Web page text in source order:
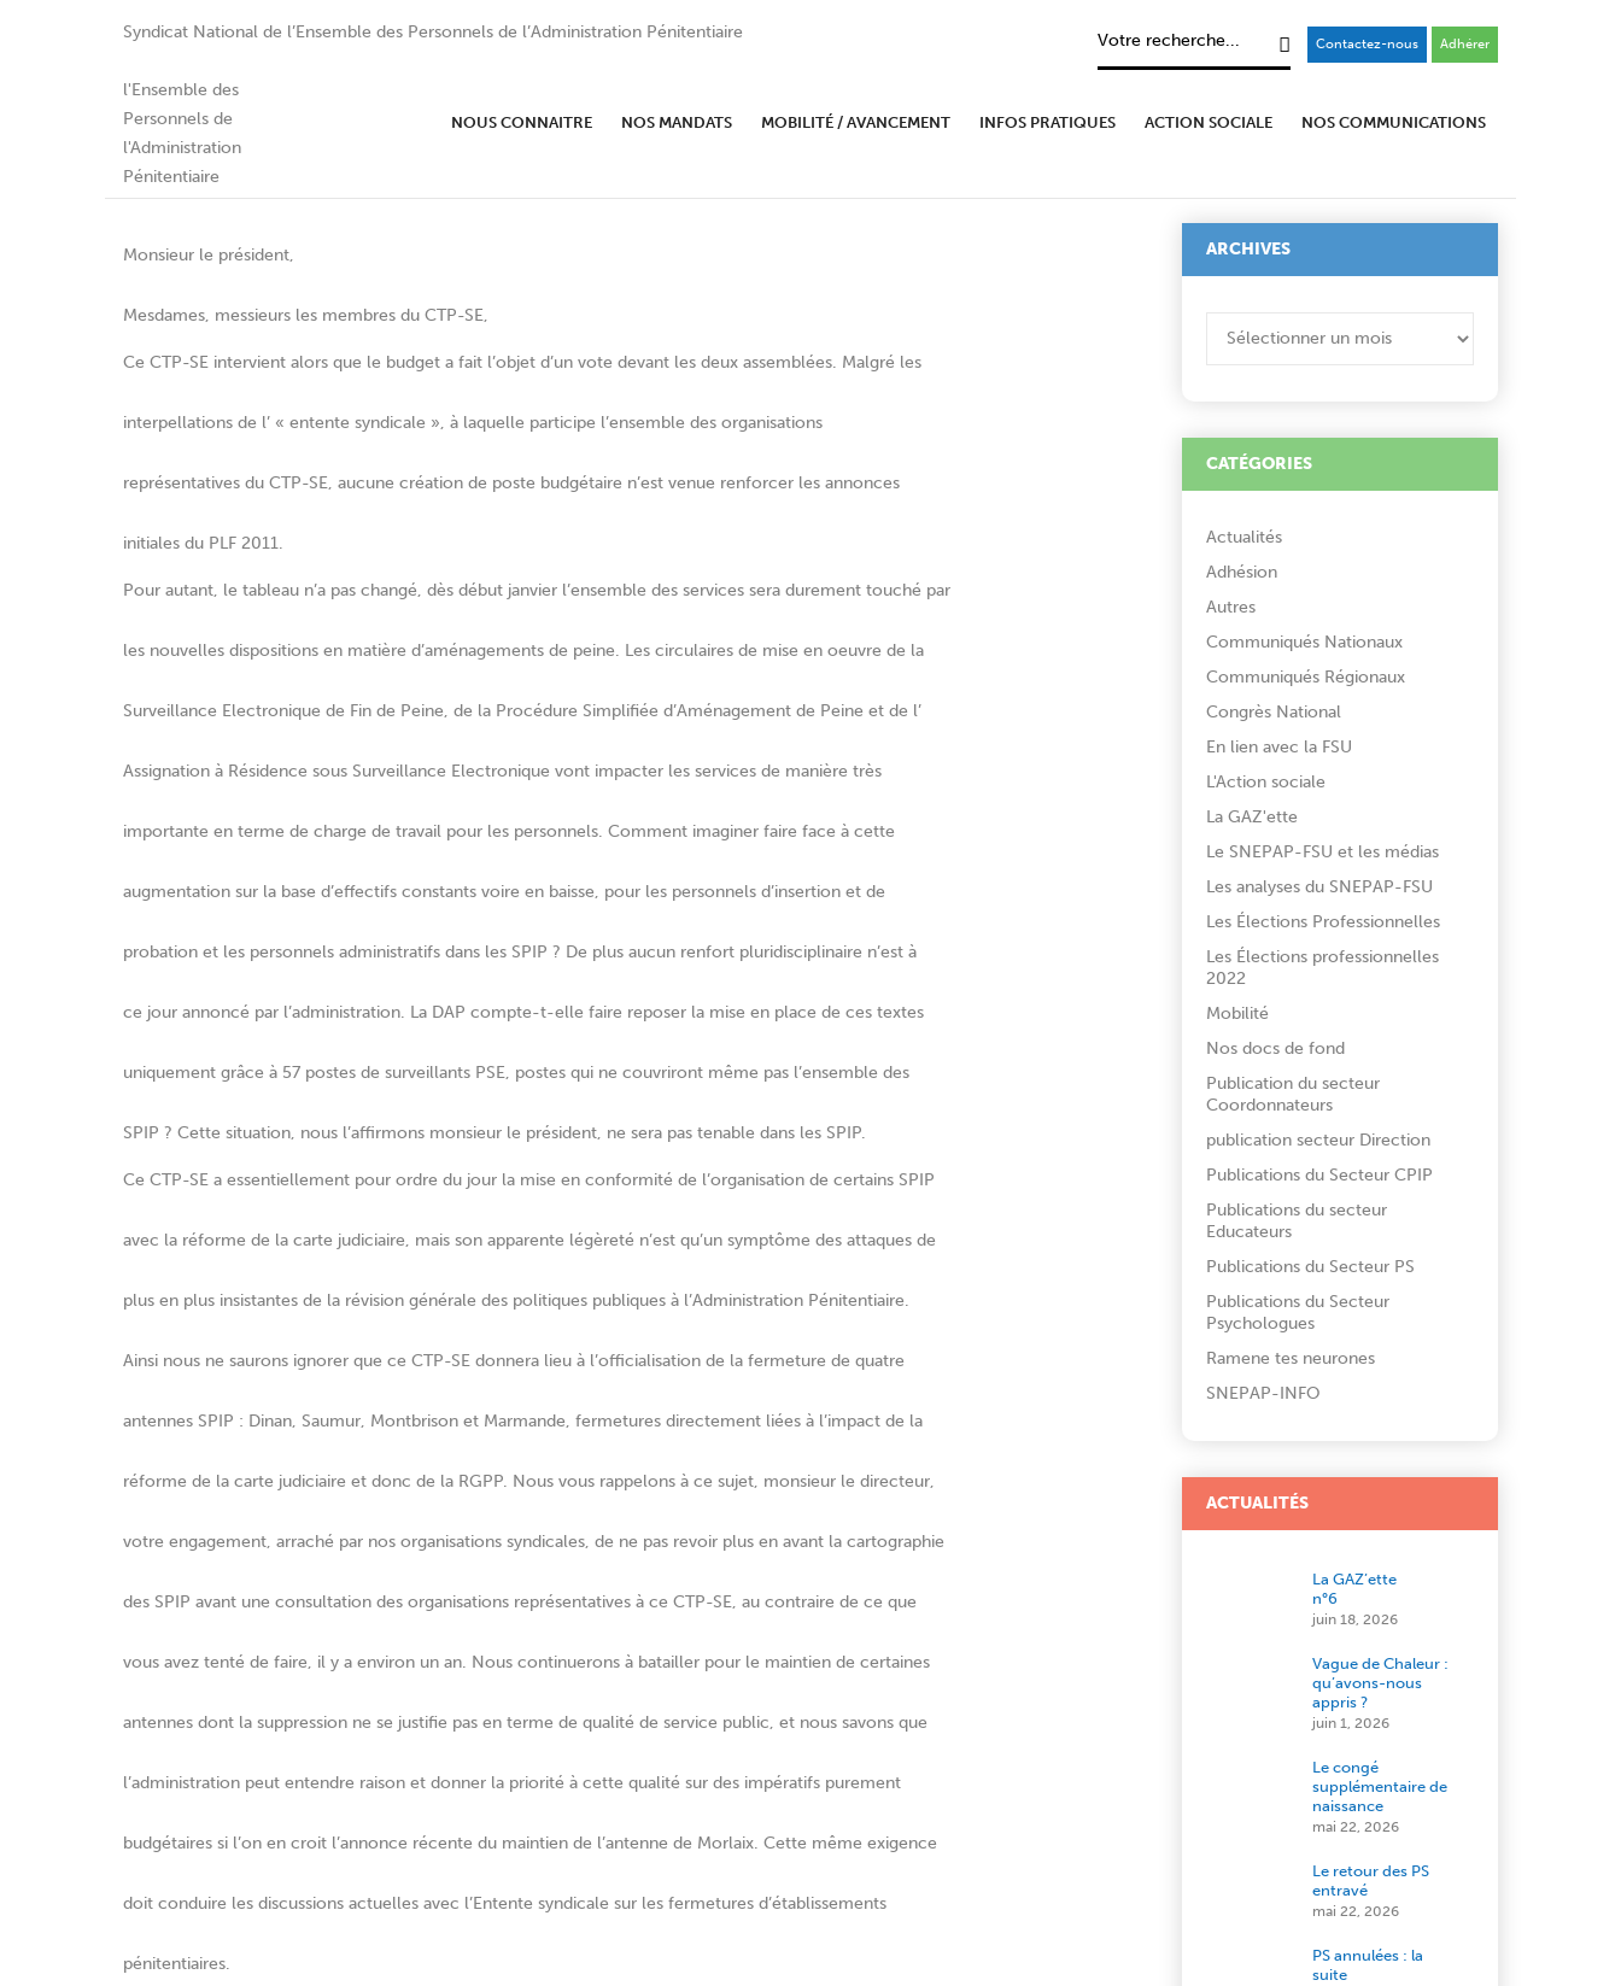
Syndicat National de l’Ensemble des Personnels de l’Administration Pénitentiaire
Contactez-nous Adhérer
NOUS CONNAITRE NOS MANDATS MOBILITÉ / AVANCEMENT INFOS PRATIQUES ACTION SOCIALE NOS COMMUNICATIONS
DECLARATION LIMINAIRE CTP-SE DU 17 DECEMBRE
2010
Monsieur le président,
Mesdames, messieurs les membres du CTP-SE,
Ce CTP-SE intervient alors que le budget a fait l’objet d’un vote devant les deux assemblées. Malgré les
interpellations de l’ « entente syndicale », à laquelle participe l’ensemble des organisations
représentatives du CTP-SE, aucune création de poste budgétaire n’est venue renforcer les annonces
initiales du PLF 2011.
Pour autant, le tableau n’a pas changé, dès début janvier l’ensemble des services sera durement touché par
les nouvelles dispositions en matière d’aménagements de peine. Les circulaires de mise en oeuvre de la
Surveillance Electronique de Fin de Peine, de la Procédure Simplifiée d’Aménagement de Peine et de l’
Assignation à Résidence sous Surveillance Electronique vont impacter les services de manière très
importante en terme de charge de travail pour les personnels. Comment imaginer faire face à cette
augmentation sur la base d’effectifs constants voire en baisse, pour les personnels d’insertion et de
probation et les personnels administratifs dans les SPIP ? De plus aucun renfort pluridisciplinaire n’est à
ce jour annoncé par l’administration. La DAP compte-t-elle faire reposer la mise en place de ces textes
uniquement grâce à 57 postes de surveillants PSE, postes qui ne couvriront même pas l’ensemble des
SPIP ? Cette situation, nous l’affirmons monsieur le président, ne sera pas tenable dans les SPIP.
Ce CTP-SE a essentiellement pour ordre du jour la mise en conformité de l’organisation de certains SPIP
avec la réforme de la carte judiciaire, mais son apparente légèreté n’est qu’un symptôme des attaques de
plus en plus insistantes de la révision générale des politiques publiques à l’Administration Pénitentiaire.
Ainsi nous ne saurons ignorer que ce CTP-SE donnera lieu à l’officialisation de la fermeture de quatre
antennes SPIP : Dinan, Saumur, Montbrison et Marmande, fermetures directement liées à l’impact de la
réforme de la carte judiciaire et donc de la RGPP. Nous vous rappelons à ce sujet, monsieur le directeur,
votre engagement, arraché par nos organisations syndicales, de ne pas revoir plus en avant la cartographie
des SPIP avant une consultation des organisations représentatives à ce CTP-SE, au contraire de ce que
vous avez tenté de faire, il y a environ un an. Nous continuerons à batailler pour le maintien de certaines
antennes dont la suppression ne se justifie pas en terme de qualité de service public, et nous savons que
l’administration peut entendre raison et donner la priorité à cette qualité sur des impératifs purement
budgétaires si l’on en croit l’annonce récente du maintien de l’antenne de Morlaix. Cette même exigence
doit conduire les discussions actuelles avec l’Entente syndicale sur les fermetures d’établissements
pénitentiaires.
ARCHIVES
CATÉGORIES
Actualités
Adhésion
Autres
Communiqués Nationaux
Communiqués Régionaux
Congrès National
En lien avec la FSU
L'Action sociale
La GAZ'ette
Le SNEPAP-FSU et les médias
Les analyses du SNEPAP-FSU
Les Élections Professionnelles
Les Élections professionnelles
2022
Mobilité
Nos docs de fond
Publication du secteur
Coordonnateurs
publication secteur Direction
Publications du Secteur CPIP
Publications du secteur
Educateurs
Publications du Secteur PS
Publications du Secteur
Psychologues
Ramene tes neurones
SNEPAP-INFO
ACTUALITÉS
La GAZ’ette
n°6
juin 18, 2026
Vague de Chaleur :
qu’avons-nous
appris ?
juin 1, 2026
Le congé
supplémentaire de
naissance
mai 22, 2026
Le retour des PS
entravé
mai 22, 2026
PS annulées : la
suite